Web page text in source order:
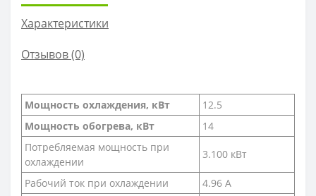
Характеристики
Отзывов (0)
Мощность охлаждения, кВт
12.5
Мощность обогрева, кВт
14
Потребляемая мощность при
охлаждении
3.100 кВт
Рабочий ток при охлаждении
4.96 А